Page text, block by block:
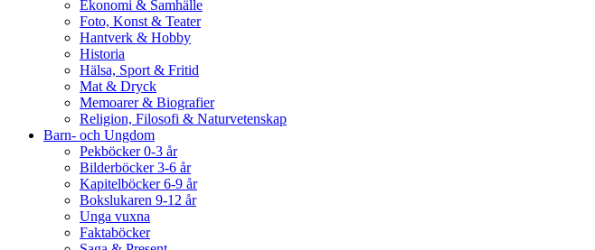
Ekonomi & Samhälle
Foto, Konst & Teater
Hantverk & Hobby
Historia
Hälsa, Sport & Fritid
Mat & Dryck
Memoarer & Biografier
Religion, Filosofi & Naturvetenskap
Barn- och Ungdom
Pekböcker 0-3 år
Bilderböcker 3-6 år
Kapitelböcker 6-9 år
Bokslukaren 9-12 år
Unga vuxna
Faktaböcker